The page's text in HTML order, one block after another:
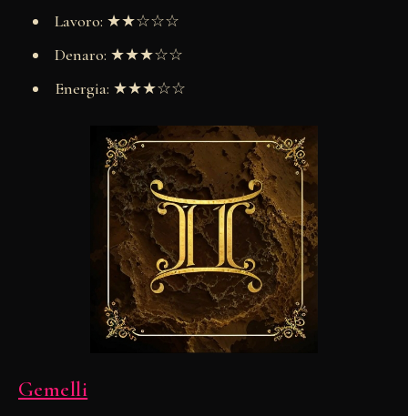
Lavoro: ★★☆☆☆
Denaro: ★★★☆☆
Energia: ★★★☆☆
Gemelli